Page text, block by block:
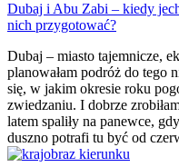
Dubaj i Abu Zabi – kiedy
nich przygotować?
Dubaj – miasto tajemnicze,
planowałam podróż do tego
się, w jakim okresie roku
zwiedzaniu. I dobrze
latem spaliły na panewce,
duszno potrafi tu być od